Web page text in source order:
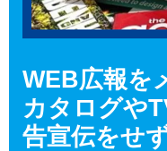
WEB広報を
カタログや
告宣伝をせ